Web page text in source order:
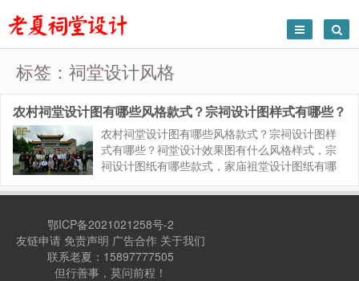
标签：祠堂设计风格
农村祠堂设计图有哪些风格款式？宗祠设计图样式有哪些？
农村祠堂设计图有哪些风格款式？宗祠设计图样
式有哪些？祠堂设计效果图有什么风格样式，宗
祠设计图纸有哪些款式，家庙祖堂设计图纸有哪
参考，希望能够给你带来一些灵感和触动： 农村
鄂ICP备2021021258号-2
友链申请 免责声明 广告合作 关于我们
联系老夏：15897777505
但行善事，莫问前程！